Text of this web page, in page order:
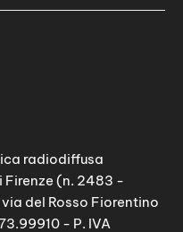
radiodiffusa
Firenze (n. 2483 -
del Rosso Fiorentino
- P. IVA